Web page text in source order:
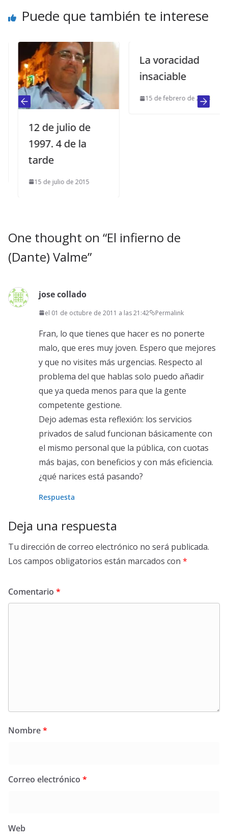
Puede que también te interese
12 de julio de
1997. 4 de la
tarde
15 de julio de 2015
La voracidad
insaciable
15 de febrero de 2013
One thought on “El infierno de
(Dante) Valme”
jose collado
el 01 de octubre de 2011 a las 21:42 Permalink
Fran, lo que tienes que hacer es no ponerte
malo, que eres muy joven. Espero que mejores
y que no visites más urgencias. Respecto al
problema del que hablas solo puedo añadir
que ya queda menos para que la gente
competente gestione.
Dejo ademas esta reflexión: los servicios
privados de salud funcionan básicamente con
el mismo personal que la pública, con cuotas
más bajas, con beneficios y con más eficiencia.
¿qué narices está pasando?
Respuesta
Deja una respuesta
Tu dirección de correo electrónico no será publicada.
Los campos obligatorios están marcados con *
Comentario *
Nombre*
Correo electrónico *
Web